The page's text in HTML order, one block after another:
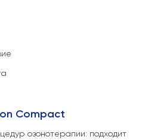
Compact
озонотерапии: подходит